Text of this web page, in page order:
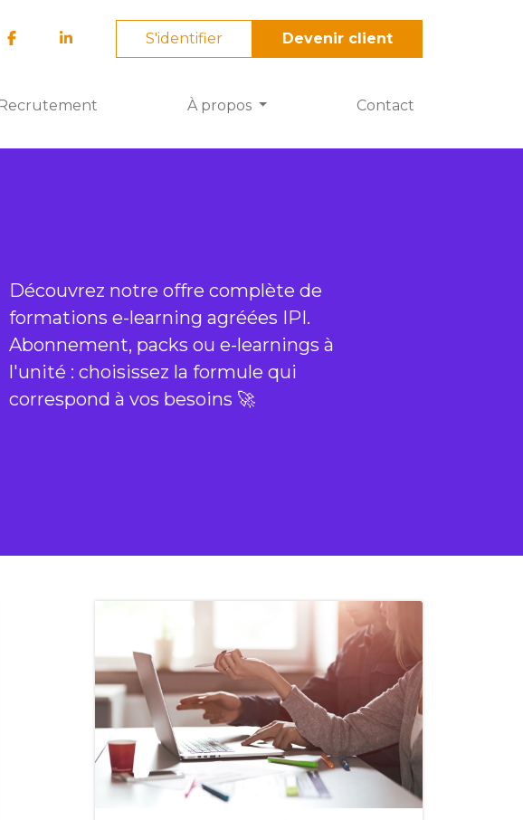
S'identifier Devenir client
À propos Contact
Découvrez notre offre complète de
formations e-learning agréées IPI.
Abonnement, packs ou e-learnings à
l'unité : choisissez la formule qui
correspond à vos besoins 🚀